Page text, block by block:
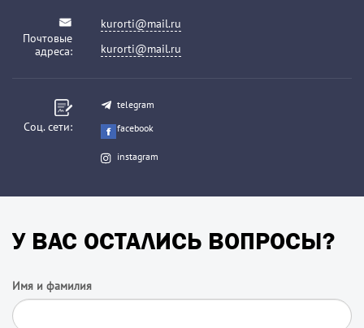
Почтовые
адреса:
kurorti@mail.ru
kurorti@mail.ru
Соц. сети:
telegram
facebook
instagram
У ВАС ОСТАЛИСЬ ВОПРОСЫ?
Имя и фамилия